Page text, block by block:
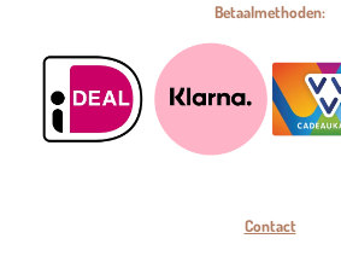
Betaalmethoden:
Contact